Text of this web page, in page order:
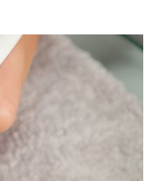
ogorčenja in